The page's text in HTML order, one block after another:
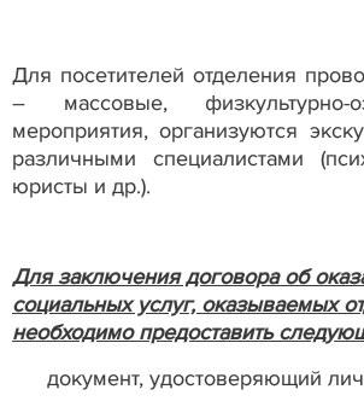
Для посетителей отделения
– массовые, физкультурно-
мероприятия, организуются
различными специалистами
юристы и др.).
Для заключения договора об
социальных услуг, оказываемых
необходимо предоставить
документ, удостоверяющий